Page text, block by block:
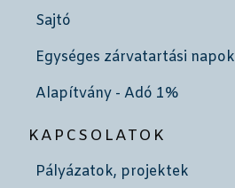
Sajtó
Egységes zárvatartási napok
Alapítvány - Adó 1%
KAPCSOLATOK
Pályázatok, projektek